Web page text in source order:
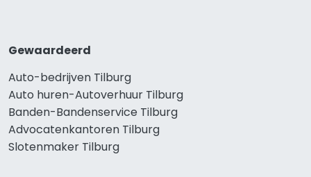
Gewaardeerd
Auto-bedrijven Tilburg
Auto huren-Autoverhuur Tilburg
Banden-Bandenservice Tilburg
Advocatenkantoren Tilburg
Slotenmaker Tilburg